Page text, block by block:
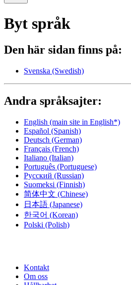
Byt språk
Den här sidan finns på:
Svenska (Swedish)
Andra språksajter:
English (main site in English*)
Español (Spanish)
Deutsch (German)
Français (French)
Italiano (Italian)
Português (Portuguese)
Русский (Russian)
Suomeksi (Finnish)
简体中文 (Chinese)
日本語 (Japanese)
한국어 (Korean)
Polski (Polish)
Kontakt
Om oss